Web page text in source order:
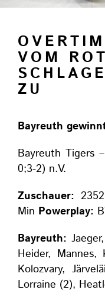
VOM
ZU
Bayreuth
Bayreuth Tigers
0;3-2) n.V.
Zuschauer: 2352
Min Powerplay:
Bayreuth:
Heider, Mannes,
Kolozvary,
Lorraine (2),